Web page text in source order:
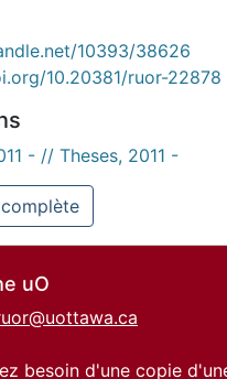
10393/38626
10.20381/ruor-22878
- // Theses, 2011 -
uO
besoin d'une copie